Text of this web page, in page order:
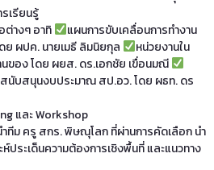
เรียนรู้
างๆ อาทิ
แผนการขับเคลื่อนการทํางาน
ย ผปค. นายเมธี ลิมนิยกุล
หน่วยงานใน
ของ โดย ผยส. ดร.เอกชัย เขื่อนมณี
นับสนุนงบประมาณ สป.อว. โดย ผธท. ดร
และ Workshop
ำทีม ครู สกร. พิษณุโลก ที่ผ่านการคัดเลือก นํา
ประเด็นความต้องการเชิงพื้นที่ และแนวทาง